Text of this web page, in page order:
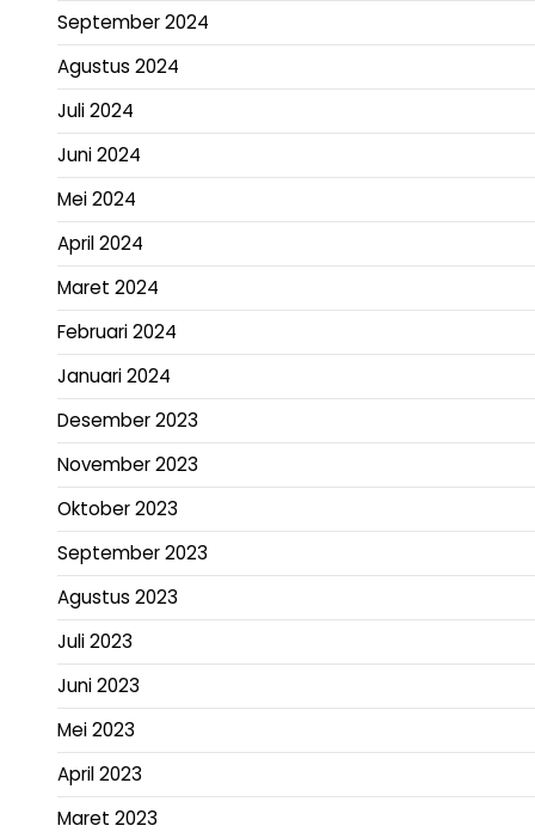
September 2024
Agustus 2024
Juli 2024
Juni 2024
Mei 2024
April 2024
Maret 2024
Februari 2024
Januari 2024
Desember 2023
November 2023
Oktober 2023
September 2023
Agustus 2023
Juli 2023
Juni 2023
Mei 2023
April 2023
Maret 2023